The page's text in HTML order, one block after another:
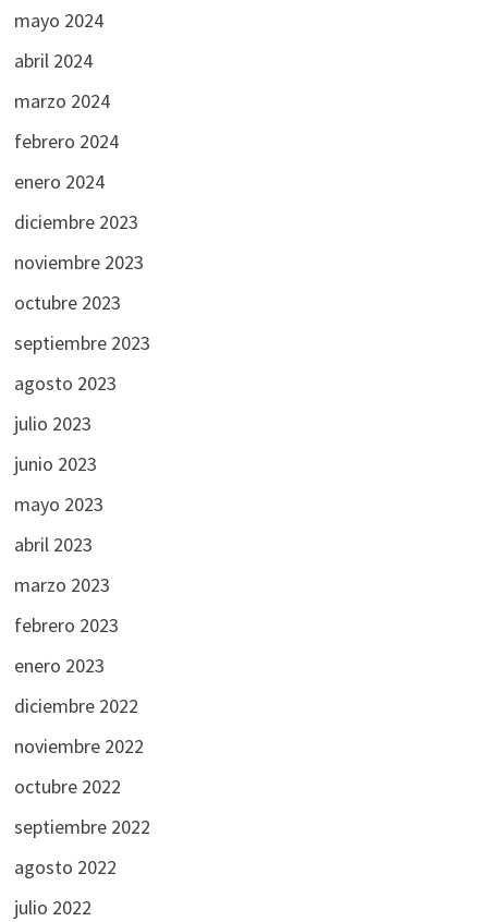
mayo 2024
abril 2024
marzo 2024
febrero 2024
enero 2024
diciembre 2023
noviembre 2023
octubre 2023
septiembre 2023
agosto 2023
julio 2023
junio 2023
mayo 2023
abril 2023
marzo 2023
febrero 2023
enero 2023
diciembre 2022
noviembre 2022
octubre 2022
septiembre 2022
agosto 2022
julio 2022